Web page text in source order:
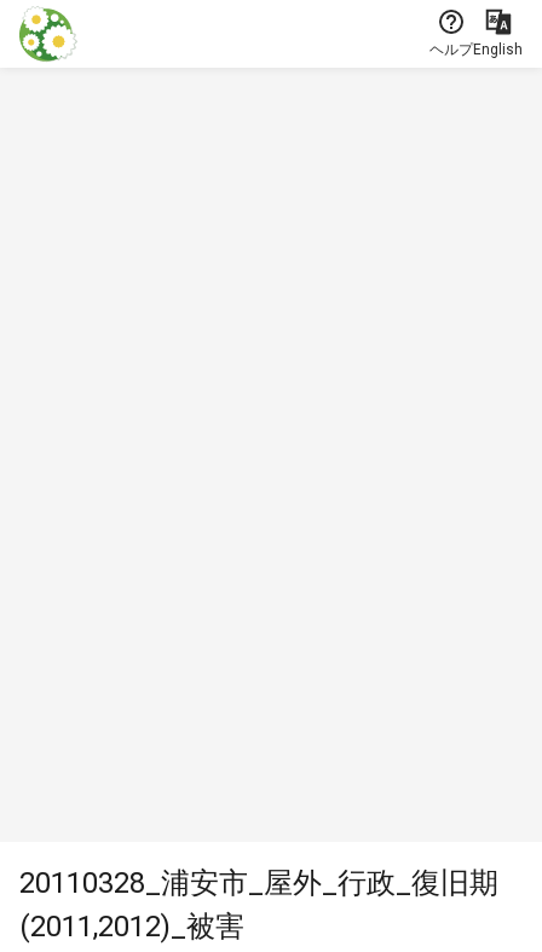
本文に飛ぶ
ヘルプEnglish
20110328_浦安市_屋外_行政_復旧期
(2011,2012)_被害